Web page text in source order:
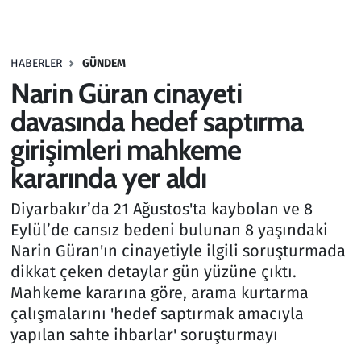
HABERLER GÜNDEM
Narin Güran cinayeti
davasında hedef saptırma
girişimleri mahkeme
kararında yer aldı
Diyarbakır’da 21 Ağustos'ta kaybolan ve 8
Eylül’de cansız bedeni bulunan 8 yaşındaki
Narin Güran'ın cinayetiyle ilgili soruşturmada
dikkat çeken detaylar gün yüzüne çıktı.
Mahkeme kararına göre, arama kurtarma
çalışmalarını 'hedef saptırmak amacıyla
yapılan sahte ihbarlar' soruşturmayı
Haber
Kültür Sanat
Kurumsal Haberler
Lezzet Durağı
Memur ve Kamu
Otomobil
Oyun